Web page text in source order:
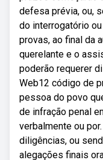
defesa prévia, ou,
do interrogatório
provas, ao final da
querelante e o
poderão requerer
Web12 código de
pessoa do povo
de infração penal
verbalmente ou
diligências, ou
alegações finais